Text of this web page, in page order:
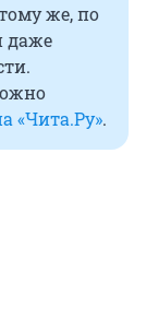
же, по
даже
«Чита.Ру».